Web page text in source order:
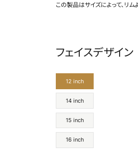
この製品はサイズによって、リ
フェイスデザイン
12 inch
14 inch
15 inch
16 inch